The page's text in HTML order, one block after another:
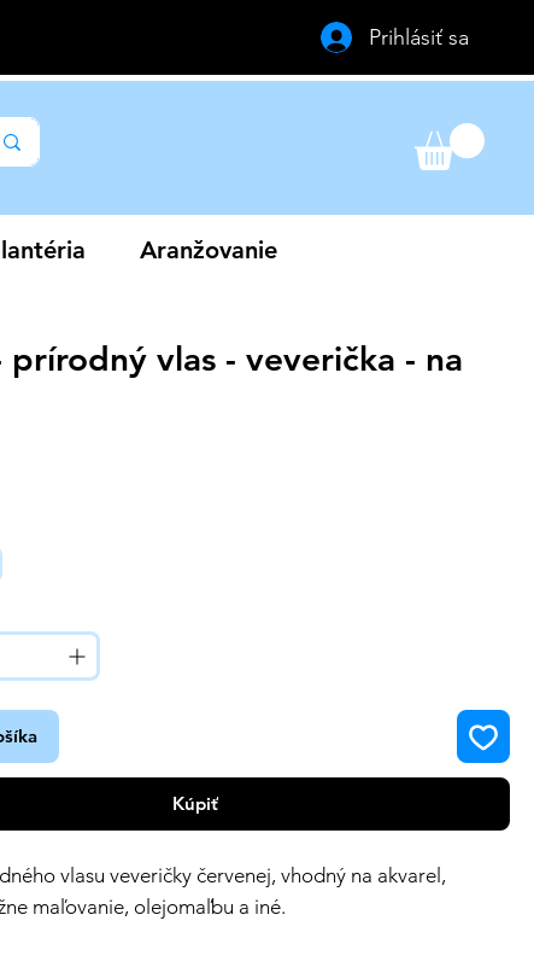
Prihlásiť sa
Aranžovanie
prírodný vlas - veverička - na
Kúpiť
vlasu veveričky červenej, vhodný na akvarel,
maľovanie, olejomaľbu a iné.